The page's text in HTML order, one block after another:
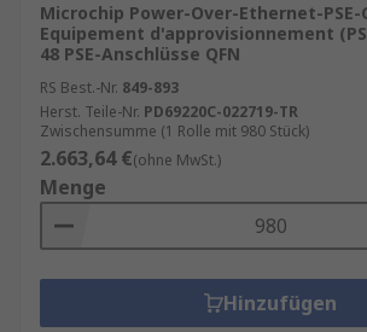
Microchip Power-Over-Ethernet-
Equipement d'approvisionnement
48 PSE-Anschlüsse QFN
RS Best.-Nr. 849-893
Herst. Teile-Nr. PD69220C-022719-TR
Zwischensumme (1 Rolle mit 980 Stück)
2.663,64 €(ohne MwSt.)
Menge
Hinzufügen